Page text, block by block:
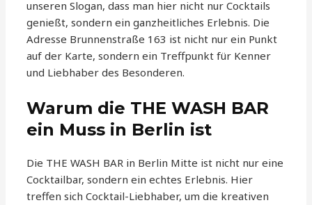
unseren Slogan, dass man hier nicht nur Cocktails
genießt, sondern ein ganzheitliches Erlebnis. Die
Adresse Brunnenstraße 163 ist nicht nur ein Punkt
auf der Karte, sondern ein Treffpunkt für Kenner
und Liebhaber des Besonderen.
Warum die THE WASH BAR
ein Muss in Berlin ist
Die THE WASH BAR in Berlin Mitte ist nicht nur eine
Cocktailbar, sondern ein echtes Erlebnis. Hier
treffen sich Cocktail-Liebhaber, um die kreativen